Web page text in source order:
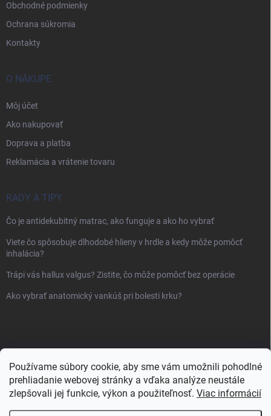
Používame súbory cookie, aby sme vám umožnili pohodlné
prehliadanie webovej stránky a vďaka analýze neustále
zlepšovali jej funkcie, výkon a použiteľnosť. Viac informácií
Obchodné podmienky
Ochrana súkromia
Kontakty
O NÁKUPE
Môj účet
Ako nakupovať
Doprava a platba
Reklamácia a vrátenie tovaru
RADY A TIPY
Čo je antidekubitný matrac, ako funguje a ako ho vybrať
Viete čo spôsobuje dlhodobé hlieny v hrdle a kedy môže pomôcť
inhalácia?
Trápi vás hallux valgus? Zistite, čo môže pomôcť bez operácie
Ako vybrať anatomický vankúš pri bolesti krku?